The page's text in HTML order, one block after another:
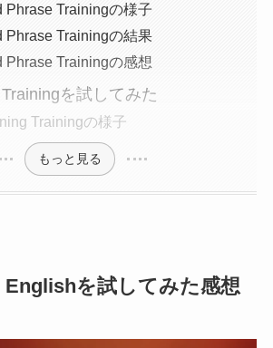
Phrase Trainingの様子
Phrase Trainingの結果
Phrase Trainingの感想
を試してみた
Trainingの様子
もっと見る
を試してみた感想